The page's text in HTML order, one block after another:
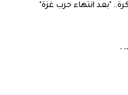
"بعد انتهاء حرب غزة"